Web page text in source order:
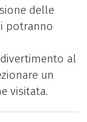
delle
potranno
al
un
visitata.